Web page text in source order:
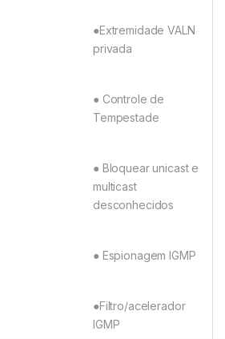
●Extremidade VALN
privada
● Controle de
Tempestade
● Bloquear unicast e
multicast
desconhecidos
● Espionagem IGMP
●Filtro/acelerador
IGMP